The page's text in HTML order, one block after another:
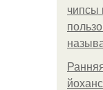
чипсы